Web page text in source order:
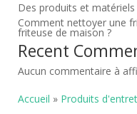
Des produits et
Comment nettoyer une
friteuse de maison ?
Recent
Aucun commentaire à
Accueil » Produits